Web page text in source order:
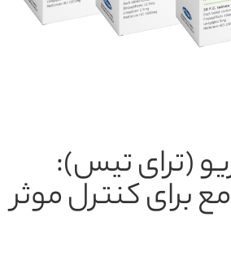
(ترای تیس):
برای کنترل موثر